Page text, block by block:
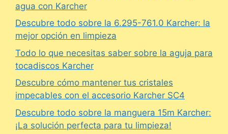
agua con Karcher
Descubre todo sobre la 6.295-761.0 Karcher: la
mejor opción en limpieza
Todo lo que necesitas saber sobre la aguja para
tocadiscos Karcher
Descubre cómo mantener tus cristales
impecables con el accesorio Karcher SC4
Descubre todo sobre la manguera 15m Karcher:
¡La solución perfecta para tu limpieza!